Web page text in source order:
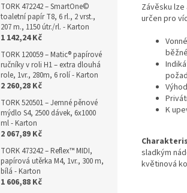
TORK 472242 – SmartOne©
toaletní papír T8, 6 rl., 2 vrst.,
207 m., 1150 útr./rl. - Karton
1 142,24 Kč
TORK 120059 – Matic® papírové
ručníky v roli H1 – extra dlouhá
role, 1vr., 280m, 6 rolí - Karton
2 260,28 Kč
TORK 520501 – Jemné pěnové
mýdlo S4, 2500 dávek, 6x1000
ml - Karton
2 067,89 Kč
TORK 473242 – Reflex™ MIDI,
papírová utěrka M4, 1vr., 300 m,
bílá - Karton
1 606,88 Kč
Závěsku
určen pro
K
sladkým
květinová